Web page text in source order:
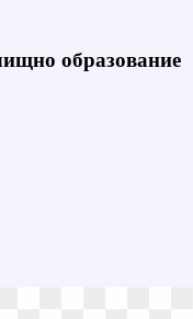
образование